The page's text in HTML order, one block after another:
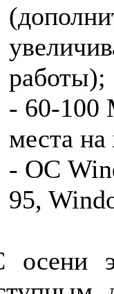
работы);
- 60-100
места
- ОС
95,
осени